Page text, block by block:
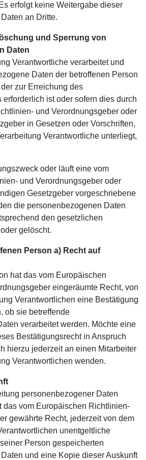
erfolgt keine Weitergabe dieser
an Dritte.
und Sperrung von
Daten
Verantwortliche verarbeitet und
Daten der betroffenen Person
zur Erreichung des
ist oder sofern dies durch
und Verordnungsgeber oder
in Gesetzen oder Vorschriften,
Verantwortliche unterliegt,
oder läuft eine vom
und Verordnungsgeber oder
Gesetzgeber vorgeschriebene
die personenbezogenen Daten
den gesetzlichen
gelöscht.
Person a) Recht auf
hat das vom Europäischen
eingeräumte Recht, von
Verantwortlichen eine Bestätigung
ob sie betreffende
verarbeitet werden. Möchte eine
Bestätigungsrecht in Anspruch
hierzu jederzeit an einen Mitarbeiter
Verantwortlichen wenden.
personenbezogener Daten
das vom Europäischen Richtlinien-
gewährte Recht, jederzeit von dem
unentgeltliche
Person gespeicherten
und eine Kopie dieser Auskunft